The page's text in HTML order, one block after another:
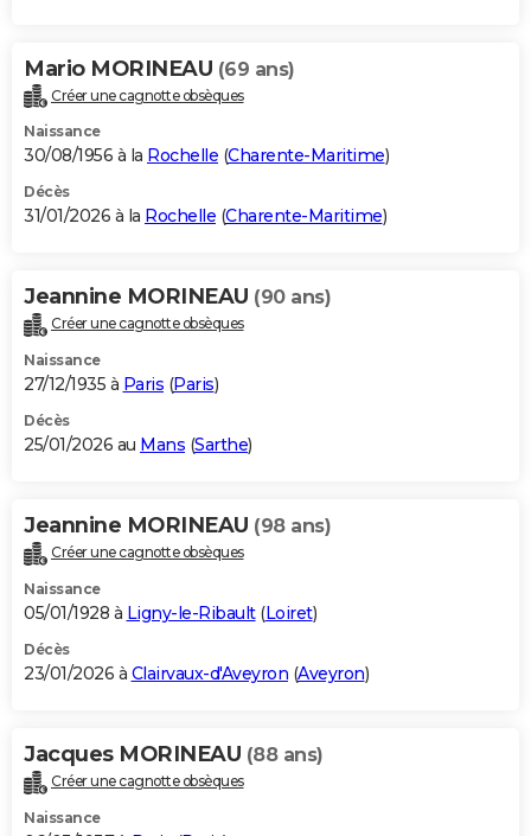
Mario MORINEAU (69 ans)
Créer une cagnotte obsèques
Naissance
30/08/1956 à la Rochelle (Charente-Maritime)
Décès
31/01/2026 à la Rochelle (Charente-Maritime)
Jeannine MORINEAU (90 ans)
Créer une cagnotte obsèques
Naissance
27/12/1935 à Paris (Paris)
Décès
25/01/2026 au Mans (Sarthe)
Jeannine MORINEAU (98 ans)
Créer une cagnotte obsèques
Naissance
05/01/1928 à Ligny-le-Ribault(Loiret)
Décès
23/01/2026 à Clairvaux-d'Aveyron (Aveyron)
Jacques MORINEAU (88 ans)
Créer une cagnotte obsèques
Naissance